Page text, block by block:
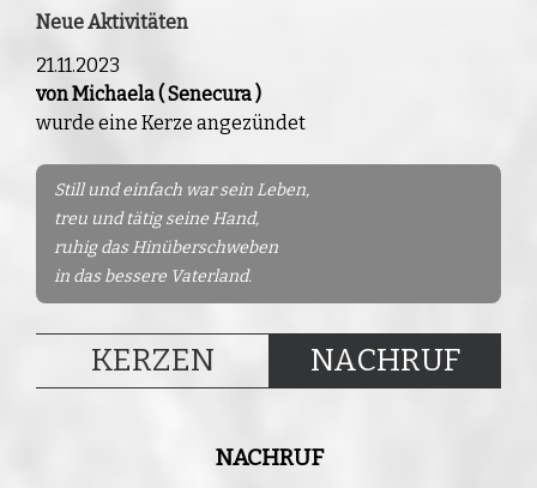
Neue Aktivitäten
21.11.2023
von Michaela ( Senecura )
wurde eine Kerze angezündet
Still und einfach war sein Leben,
treu und tätig seine Hand,
ruhig das Hinüberschweben
in das bessere Vaterland.
KERZEN NACHRUF
NACHRUF